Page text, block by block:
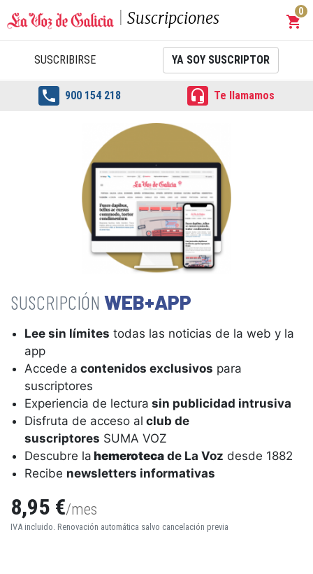
Suscripciones shopping_cart
0
SUSCRIBIRSE YA SOY SUSCRIPTOR
 900 154 218  Te llamamos
WEB+APP
Lee sin límites todas las noticias de la web y la
app
Accede a contenidos exclusivos para
suscriptores
Experiencia de lectura sin publicidad intrusiva
Disfruta de acceso al club de
suscriptores SUMA VOZ
Descubre la hemeroteca de La Voz desde 1882
Recibe newsletters informativas
8,95 €/mes
IVA incluido. Renovación automática salvo cancelación previa